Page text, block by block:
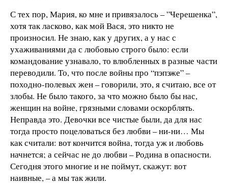
С тех пор, Мария, ко мне и привязалось – ”Черешенка”,
хотя так ласково, как мой Вася, это никто не
произносил. Не знаю, как у других, а у нас с
ухаживаниями да с любовью строго было: если
командование узнавало, то влюбленных в разные части
переводили. То, что после войны про “пэпэже” –
походно-полевых жен – говорили, это, я считаю, все от
злобы. Не было такого, за что можно было бы нас,
женщин на войне, грязными словами оскорблять.
Неправда это. Девочки все чистые были, да для нас
тогда просто поцеловаться без любви – ни-ни… Мы
как считали: вот кончится война, тогда уж и любовь
начнется; а сейчас не до любви – Родина в опасности.
Сегодня этого многие и не поймут, скажут: вот
наивные, – а мы так жили.